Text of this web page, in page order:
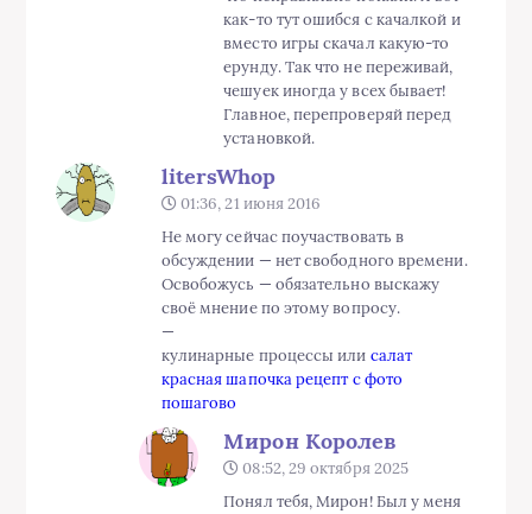
как-то тут ошибся с качалкой и
вместо игры скачал какую-то
ерунду. Так что не переживай,
чешуек иногда у всех бывает!
Главное, перепроверяй перед
установкой.
litersWhop
01:36, 21 июня 2016
Не могу сейчас поучаствовать в
обсуждении — нет свободного времени.
Освобожусь — обязательно выскажу
своё мнение по этому вопросу.
—
кулинарные процессы или салат
красная шапочка рецепт с фото
пошагово
Мирон Королев
08:52, 29 октября 2025
Понял тебя, Мирон! Был у меня